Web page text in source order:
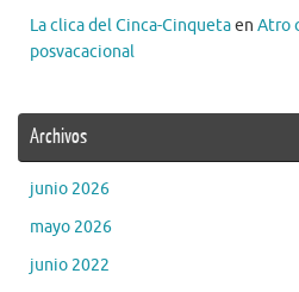
La clica del Cinca-Cinquetaen Atro
posvacacional
Archivos
junio 2026
mayo 2026
junio 2022